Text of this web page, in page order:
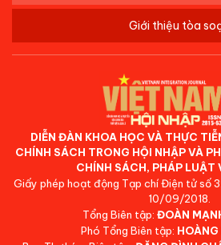
Giới thiệu tòa
DIỄN ĐÀN KHOA HỌC VÀ THỰC
CHÍNH SÁCH TRONG HỘI NHẬP VÀ
CHÍNH SÁCH, PHÁP LUẬT
Giấy phép hoạt động Tạp chí Điện tử số
10/09/2018.
Tổng Biên tập: ĐOÀN
Phó Tổng Biên tập: HOÀNG